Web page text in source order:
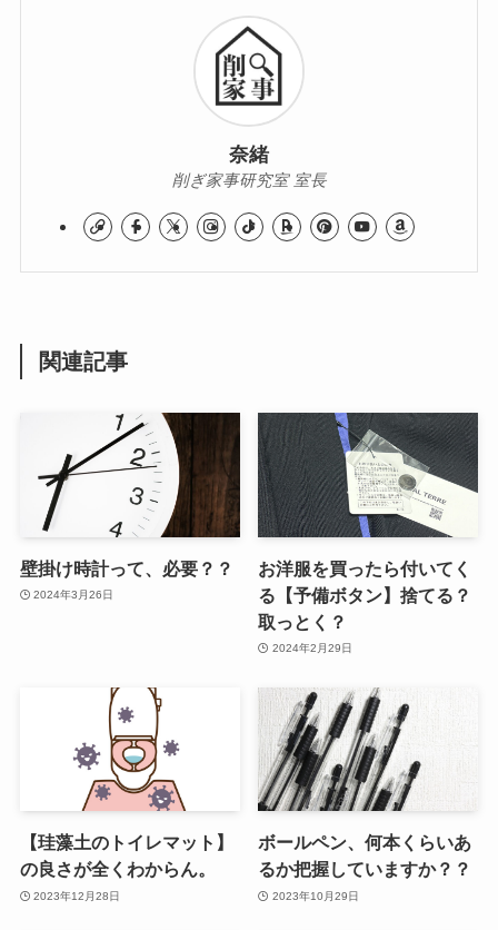
奈緒
削ぎ家事研究室 室長
関連記事
壁掛け時計って、必要？？
2024年3月26日
お洋服を買ったら付いてく
る【予備ボタン】捨てる？
取っとく？
2024年2月29日
【珪藻土のトイレマット】
の良さが全くわからん。
2023年12月28日
ボールペン、何本くらいあ
るか把握していますか？？
2023年10月29日